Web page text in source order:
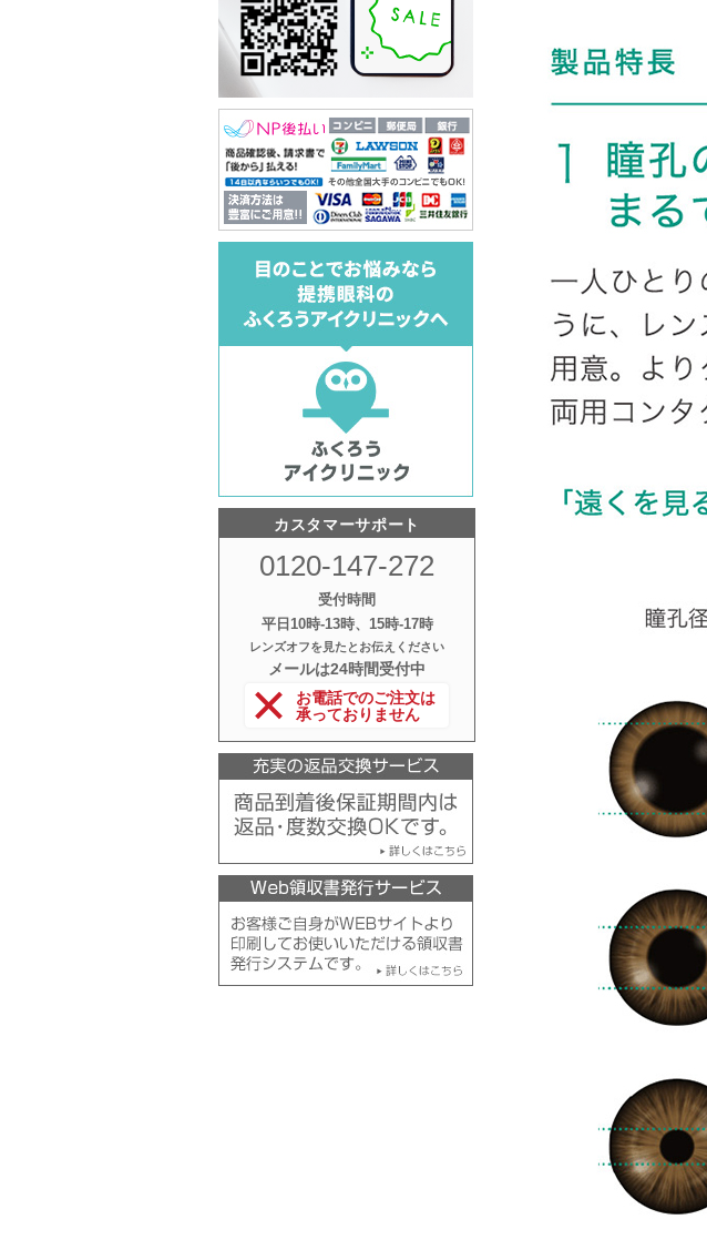
カスタマーサポート
0120-147-272
受付時間
平日10時‐13時、15時‐17時
レンズオフを見たとお伝えください
メールは24時間受付中
お電話でのご注文は
承っておりません